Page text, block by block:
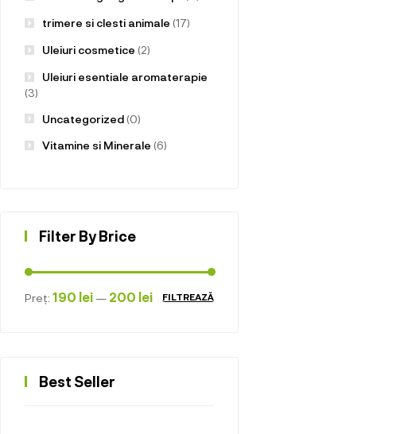
trimere si clesti animale (17)
Uleiuri cosmetice (2)
Uleiuri esentiale aromaterapie
(3)
Uncategorized(0)
Vitamine si Minerale (6)
Filter By Brice
FILTREAZĂ
Preț: 190 lei — 200 lei
Best Seller